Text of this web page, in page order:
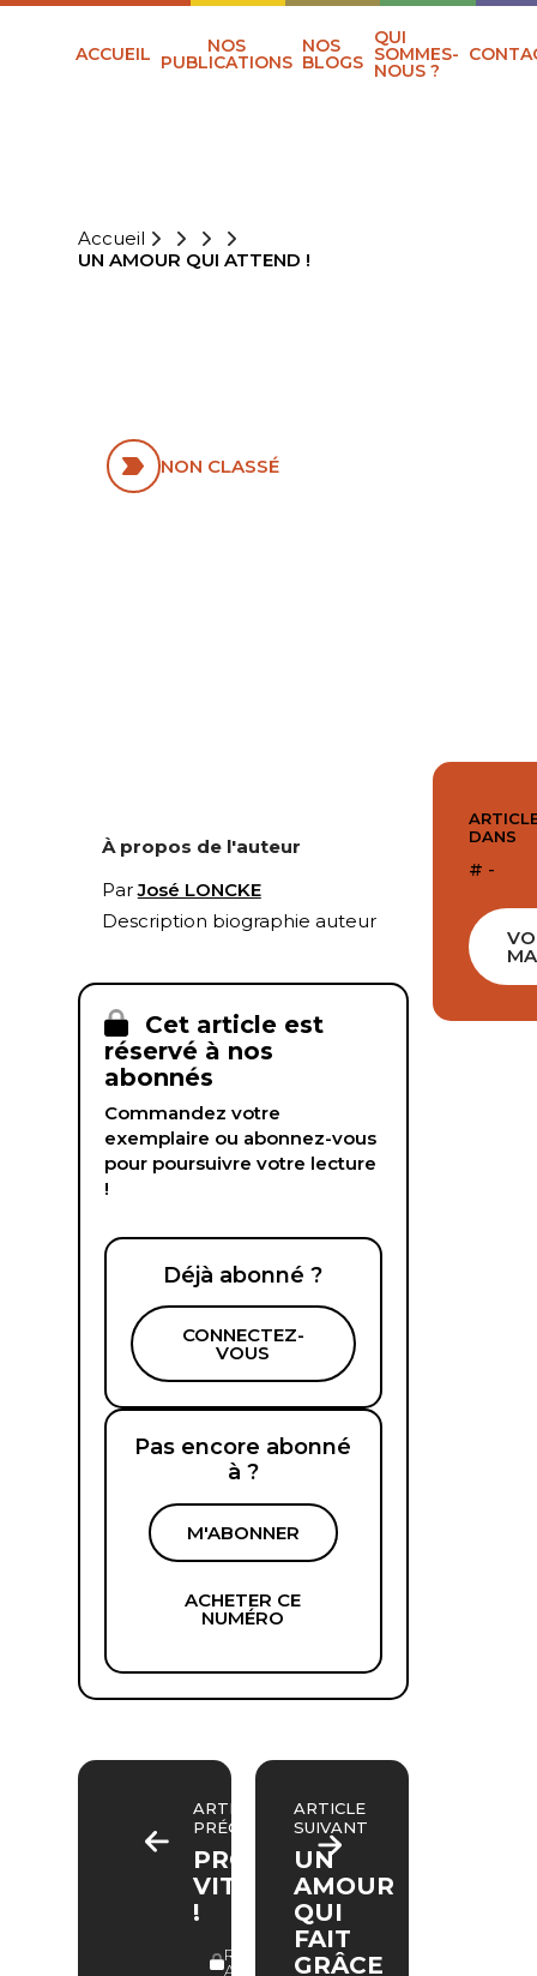
ACCUEIL NOS
PUBLICATIONS
NOS
BLOGS
QUI
SOMMES-
NOUS ?
Accueil
UN AMOUR QUI ATTEND !
NON CLASSÉ
À propos de l'auteur
ParJosé LONCKE
Description biographie auteur
Cet article est
réservé à nos
abonnés
Commandez votre
exemplaire ou abonnez-vous
pour poursuivre votre lecture
!
Déjà abonné ?
CONNECTEZ-
VOUS
Pas encore abonné
à ?
M'ABONNER
ACHETER CE
NUMÉRO
ARTICLE
PRÉCÉDENT
PRONOSTIC
VITAL
!
RÉSERVÉ
ABONNÉS
ARTICLE
SUIVANT
UN
AMOUR
QUI
FAIT
GRÂCE
DANS
# -